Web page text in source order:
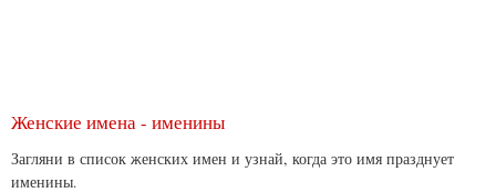
Женские имена - именины
Загляни в список женских имен и узнай, когда это имя празднует
именины.